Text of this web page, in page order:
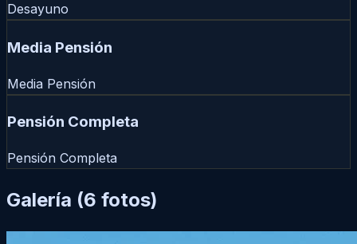
Desayuno
Media Pensión
Media Pensión
Pensión Completa
Pensión Completa
Galería (6 fotos)